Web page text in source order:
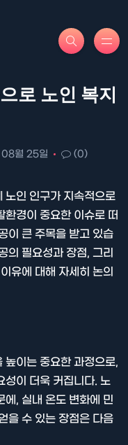
로 노인 복지
월 25일 (0)
노인 인구가 지속적으로
환경이 중요한 이슈로 떠
이 큰 주목을 받고 있습
의 필요성과 장점, 그리
유에 대해 자세히 논의
높이는 중요한 과정으로,
성이 더욱 커집니다. 노
에, 실내 온도 변화에 민
을 수 있는 장점은 다음